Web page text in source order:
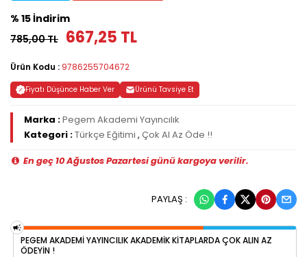
% 15 İndirim
785,00 TL 667,25 TL
Ürün Kodu : 9786255704672
Fiyatı Düşünce Haber Ver Ürünü Tavsiye Et
Marka :Pegem Akademi Yayıncılık
Kategori :Türkçe Eğitimi , Çok Al Az Öde !!
En geç 10 Ağustos Pazartesi günü kargoya verilir.
PAYLAŞ :
PEGEM AKADEMI YAYINCILIK AKADEMIK KITAPLARDA ÇOK ALIN AZ
ÖDEYIN !